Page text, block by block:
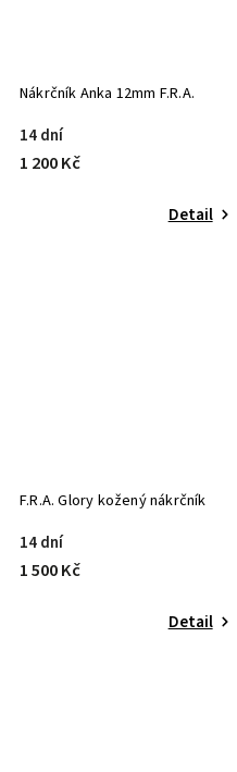
Nákrčník Anka 12mm F.R.A.
14 dní
1 200 Kč
Detail
F.R.A. Glory kožený nákrčník
14 dní
1 500 Kč
Detail